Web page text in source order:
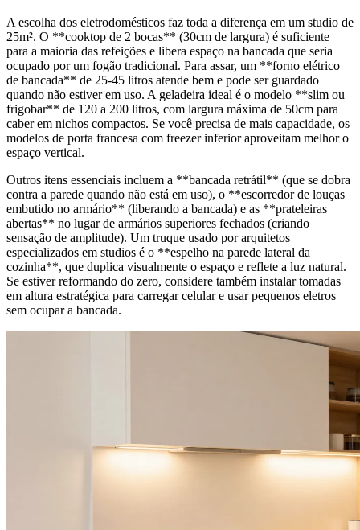
A escolha dos eletrodomésticos faz toda a diferença em um studio de
25m². O **cooktop de 2 bocas** (30cm de largura) é suficiente
para a maioria das refeições e libera espaço na bancada que seria
ocupado por um fogão tradicional. Para assar, um **forno elétrico
de bancada** de 25-45 litros atende bem e pode ser guardado
quando não estiver em uso. A geladeira ideal é o modelo **slim ou
frigobar** de 120 a 200 litros, com largura máxima de 50cm para
caber em nichos compactos. Se você precisa de mais capacidade, os
modelos de porta francesa com freezer inferior aproveitam melhor o
espaço vertical.
Outros itens essenciais incluem a **bancada retrátil** (que se dobra
contra a parede quando não está em uso), o **escorredor de louças
embutido no armário** (liberando a bancada) e as **prateleiras
abertas** no lugar de armários superiores fechados (criando
sensação de amplitude). Um truque usado por arquitetos
especializados em studios é o **espelho na parede lateral da
cozinha**, que duplica visualmente o espaço e reflete a luz natural.
Se estiver reformando do zero, considere também instalar tomadas
em altura estratégica para carregar celular e usar pequenos eletros
sem ocupar a bancada.